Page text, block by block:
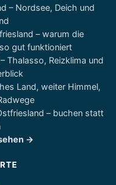
– Nordsee, Deich und
– warum die
gut funktioniert
Thalasso, Reizklima und
Land, weiter Himmel,
– buchen statt
→